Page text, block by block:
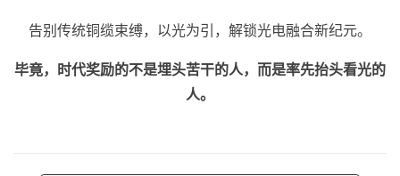
告别传统铜缆束缚，以光为引，解锁光电融合新纪元。
毕竟，时代奖励的不是埋头苦干的人，而是率先抬头看光的
人。